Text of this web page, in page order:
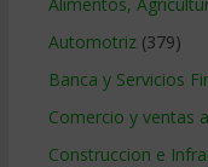
Automotriz(379)
Banca y Servicios
Comercio y ventas
Construccion e